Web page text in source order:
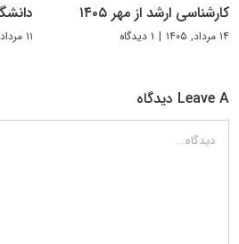
کارشناسی ارشد از مهر ۱۴۰۵
۱۴ مرداد, ۱۴۰۵ | ۱ دیدگاه ۱۱ مرداد, ۱۴۰۵
Leave A دیدگاه
دیدگاه